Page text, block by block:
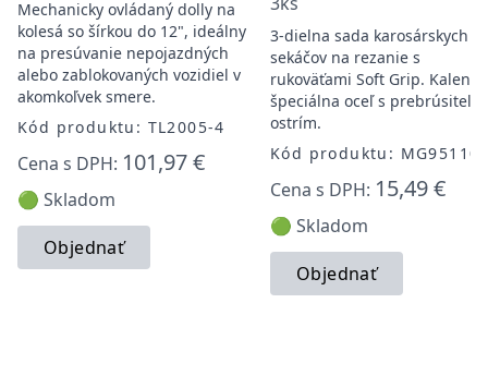
Mechanicky ovládaný dolly na
kolesá so šírkou do 12", ideálny
na presúvanie nepojazdných
alebo zablokovaných vozidiel v
akomkoľvek smere.
Kód produktu: TL2005-4
Cena s DPH: 101,97 €
🟢 Skladom
Objednať
3-dielna sada karosárskych
sekáčov na rezanie s
rukoväťami Soft Grip. Kalená
špeciálna oceľ s
ostrím.
Kód produktu: MG95110
Cena s DPH: 15,49 €
🟢 Skladom
Objednať